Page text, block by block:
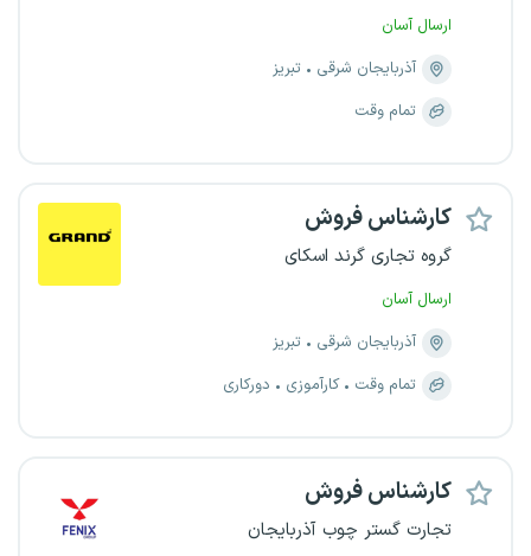
ارسال آسان
آذربایجان شرقی
تبریز
تمام وقت
کارشناس فروش
گروه تجاری گرند اسکای
ارسال آسان
آذربایجان شرقی
تبریز
تمام وقت
کارآموزی دورکاری
کارشناس فروش
تجارت گستر چوب آذربایجان